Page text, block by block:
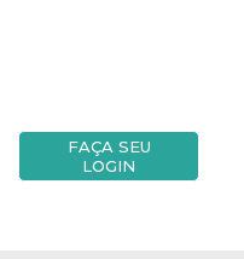
FAÇA SEU
LOGIN